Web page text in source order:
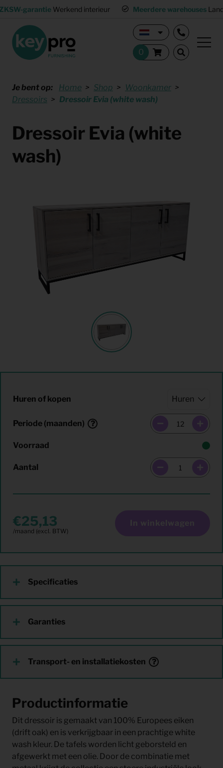
garantie Werkend interieur Meerdere warehouses
Je bent op: Home Shop
Woonkamer
Dressoirs
Dressoir Evia (white wash)
Dressoir Evia (white
wash)
Huren of kopen
Periode (maanden)
Voorraad
Aantal
25,13 In winkelwagen
Specificaties
Garanties
Transport- en installatiekosten
Productinformatie
Dit dressoir is gemaakt van 100% Europees eiken
(drift oak) en is verkrijgbaar in een prachtige white
wash kleur. De tafels worden licht geborsteld en
afgewerkt met een olie. Door de combinatie met